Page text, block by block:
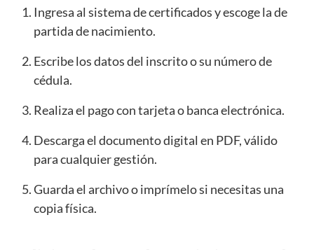
Ingresa al sistema de certificados y escoge la de
partida de nacimiento.
Escribe los datos del inscrito o su número de
cédula.
Realiza el pago con tarjeta o banca electrónica.
Descarga el documento digital en PDF, válido
para cualquier gestión.
Guarda el archivo o imprímelo si necesitas una
copia física.